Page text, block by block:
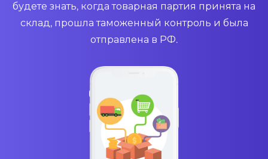
будете знать, когда товарная партия принята на
склад, прошла таможенный контроль и была
отправлена в РФ.